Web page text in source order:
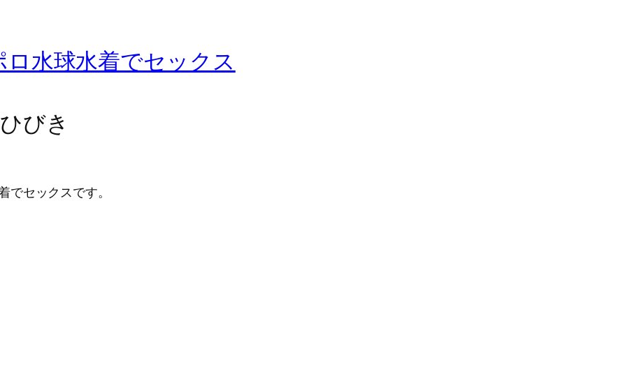
水球水着でセックス
びき
でセックスです。